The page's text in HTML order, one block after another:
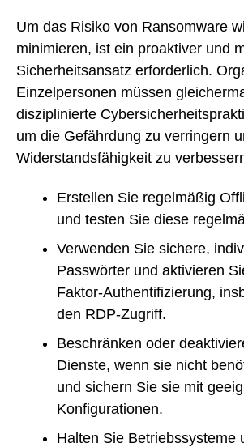
Um das Risiko von Ransomware
minimieren, ist ein proaktiver und
Sicherheitsansatz erforderlich.
Einzelpersonen müssen
disziplinierte
um die Gefährdung zu verringern
Widerstandsfähigkeit zu
Erstellen Sie regelmäßig
und testen Sie diese
Verwenden Sie sichere,
Passwörter und aktivieren
Faktor-Authentifizierung,
den RDP-Zugriff.
Beschränken oder
Dienste, wenn sie nicht
und sichern Sie sie mit
Konfigurationen.
Halten Sie Betriebssysteme